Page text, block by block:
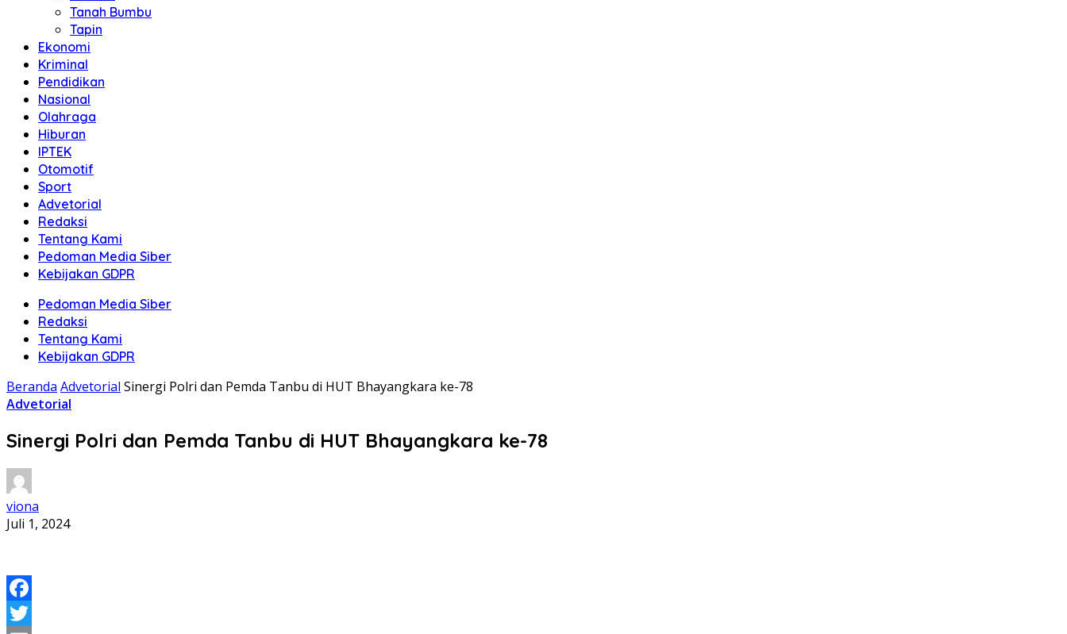
Tanah Bumbu
Tapin
Ekonomi
Kriminal
Pendidikan
Nasional
Olahraga
Hiburan
IPTEK
Otomotif
Sport
Advetorial
Redaksi
Tentang Kami
Pedoman Media Siber
Kebijakan GDPR
Pedoman Media Siber
Redaksi
Tentang Kami
Kebijakan GDPR
Beranda Advetorial Sinergi Polri dan Pemda Tanbu di HUT Bhayangkara ke-78
Advetorial
Sinergi Polri dan Pemda Tanbu di HUT Bhayangkara ke-78
viona
Juli 1, 2024
Facebook